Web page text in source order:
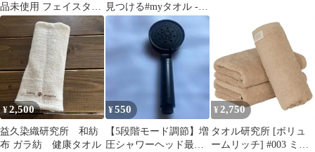
品未使用 フェイスタオ
ル 10枚セット 34×80cm
見つける#myタオル -
Warm-] 5種使い比べ
#001#003#006#027#033
タオル ウォームカラー
アソート5枚セット綿
100% 305?480GSM
Japan Technology
¥2,500
益久染織研究所 和紡
布 ガラ紡 健康タオル
¥550
【5段階モード調節】増
圧シャワーヘッド最新
¥ 2,750
タオル研究所 [ボリュ
ームリッチ] #003 ミニ